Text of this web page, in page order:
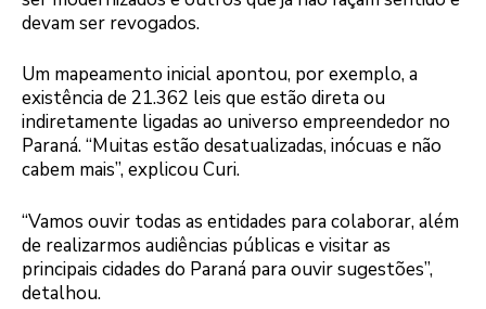
devam ser revogados.
Um mapeamento inicial apontou, por exemplo, a
existência de 21.362 leis que estão direta ou
indiretamente ligadas ao universo empreendedor no
Paraná. “Muitas estão desatualizadas, inócuas e não
cabem mais”, explicou Curi.
“Vamos ouvir todas as entidades para colaborar, além
de realizarmos audiências públicas e visitar as
principais cidades do Paraná para ouvir sugestões”,
detalhou.